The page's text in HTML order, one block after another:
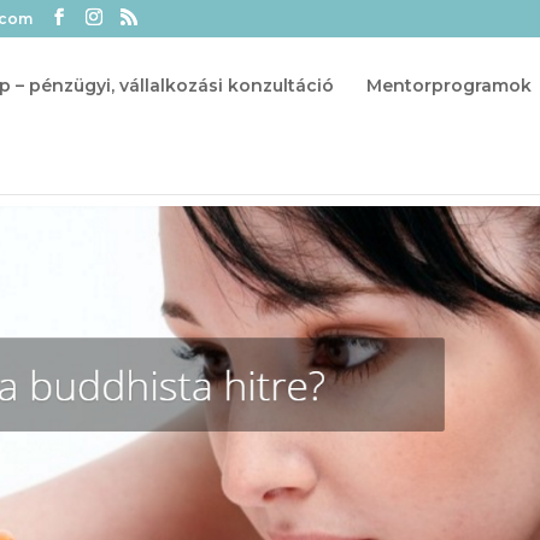
– pénzügyi, vállalkozási konzultáció Mentorprogramok